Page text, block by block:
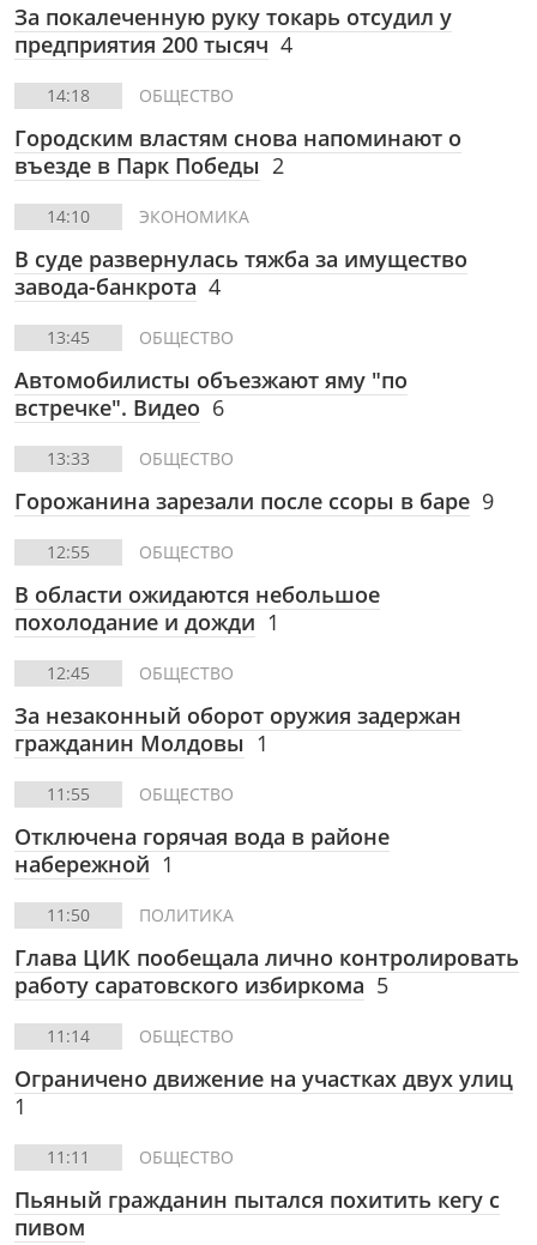
За покалеченную руку токарь отсудил у
предприятия 200 тысяч 4
14:18 ОБЩЕСТВО
Городским властям снова напоминают о
въезде в Парк Победы 2
14:10 ЭКОНОМИКА
В суде развернулась тяжба за имущество
завода-банкрота 4
13:45 ОБЩЕСТВО
Автомобилисты объезжают яму "по
встречке". Видео 6
13:33 ОБЩЕСТВО
Горожанина зарезали после ссоры в баре 9
12:55 ОБЩЕСТВО
В области ожидаются небольшое
похолодание и дожди 1
12:45 ОБЩЕСТВО
За незаконный оборот оружия задержан
гражданин Молдовы 1
11:55 ОБЩЕСТВО
Отключена горячая вода в районе
набережной 1
11:50 ПОЛИТИКА
Глава ЦИК пообещала лично контролировать
работу саратовского избиркома 5
11:14 ОБЩЕСТВО
Ограничено движение на участках двух улиц
1
11:11 ОБЩЕСТВО
Пьяный гражданин пытался похитить кегу с
пивом